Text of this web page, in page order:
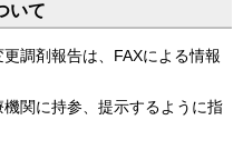
いて
調剤報告は、FAXによる情報
関に持参、提示するように指